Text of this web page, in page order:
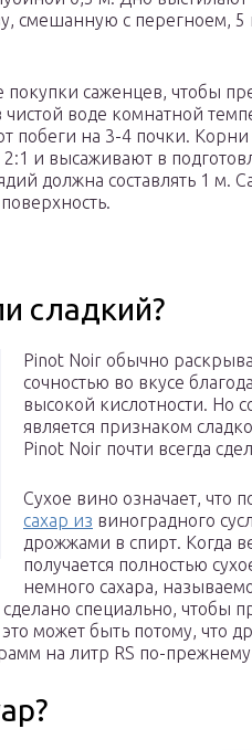
смешанную с перегноем, 5
покупки саженцев, чтобы
воде комнатной
побеги на 3-4 почки.
и высаживают в
должна составлять 1 м.
сладкий?
Pinot Noir обычно
сочностью во вкусе
высокой кислотности. Но
является признаком
Pinot Noir почти всегда
Сухое вино означает, что
сахар из виноградного
дрожжами в спирт. Когда
получается полностью
немного сахара,
специально, чтобы
это может быть потому, что
на литр RS по-прежнему